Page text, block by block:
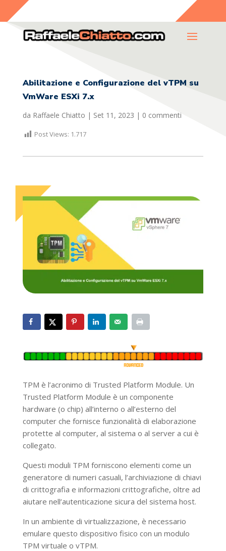
Abilitazione e Configurazione del vTPM su
VmWare ESXi 7.x
da Raffaele Chiatto | Set 11, 2023 | 0 commenti
Post Views: 1.717
TPM è l’acronimo di Trusted Platform Module. Un
Trusted Platform Module è un componente
hardware (o chip) all’interno o all’esterno del
computer che fornisce funzionalità di elaborazione
protette al computer, al sistema o al server a cui è
collegato.
Questi moduli TPM forniscono elementi come un
generatore di numeri casuali, l’archiviazione di chiavi
di crittografia e informazioni crittografiche, oltre ad
aiutare nell’autenticazione sicura del sistema host.
In un ambiente di virtualizzazione, è necessario
emulare questo dispositivo fisico con un modulo
TPM virtuale o vTPM.